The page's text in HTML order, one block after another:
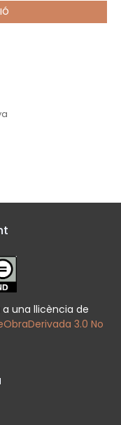
una llicència de
3.0 No